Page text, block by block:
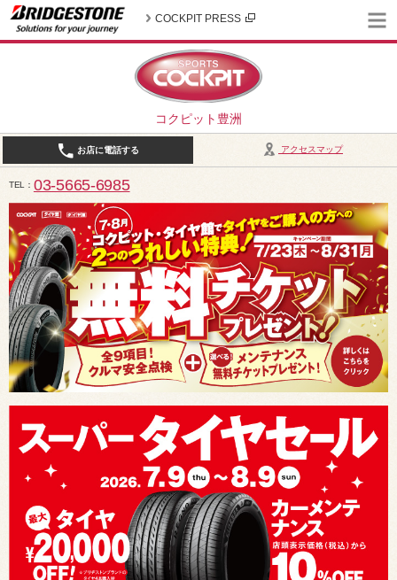
コクピット豊洲
COCKPIT PRESS
アクセスマップ
お店に電話する
TEL 03-5665-6985
10:30～19:00（作業受付18:00まで） / 定休日：2026年8月は、5日(水)、12日(水)、19日(水)、24